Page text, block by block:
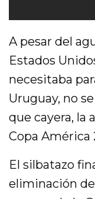
A pesar del
Estados
necesitaba
Uruguay, no
que cayera, la
Copa América
El silbatazo
eliminación